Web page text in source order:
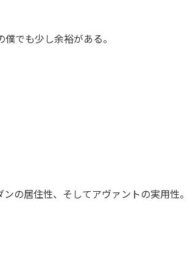
でも少し余裕がある。
の居住性、そしてアヴァントの実用性。